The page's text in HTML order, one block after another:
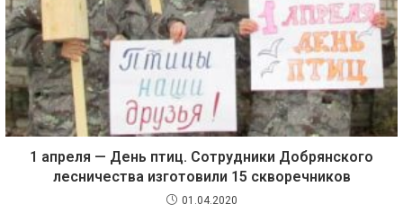
1 апреля — День птиц. Сотрудники Добрянского
лесничества изготовили 15 скворечников
01.04.2020